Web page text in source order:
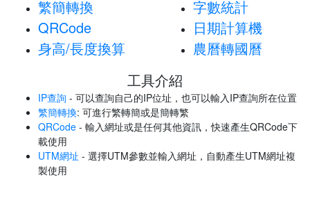
繁簡轉換
QRCode
身高/長度換算
字數統計
日期計算機
農曆轉國曆
工具介紹
IP查詢 - 可以查詢自己的IP位址，也可以輸入IP查詢所在位置
繁簡轉換: 可進行繁轉簡或是簡轉繁
QRCode - 輸入網址或是任何其他資訊，快速產生QRCode下
載使用
UTM網址 - 選擇UTM參數並輸入網址，自動產生UTM網址複
製使用